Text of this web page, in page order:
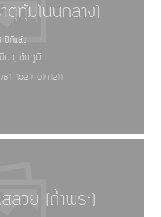
าตุทุ้มโนนกลาง)
ที่แล้ว
ขียว, ชัยภูมิ
102.140141211
ลวย (ถ้ำพระ)